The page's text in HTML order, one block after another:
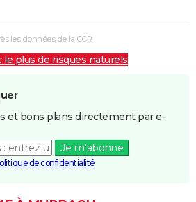
les données de la CCR
le plus de risques naturels
et bons plans directement par e-
Je m'abonne
de confidentialité